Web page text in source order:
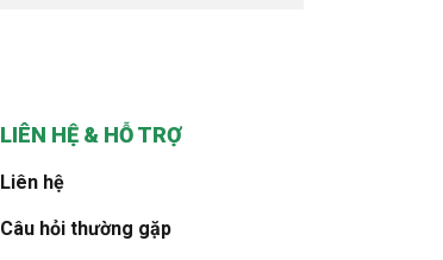
LIÊN HỆ & HỖ TRỢ
Liên hệ
Câu hỏi thường gặp